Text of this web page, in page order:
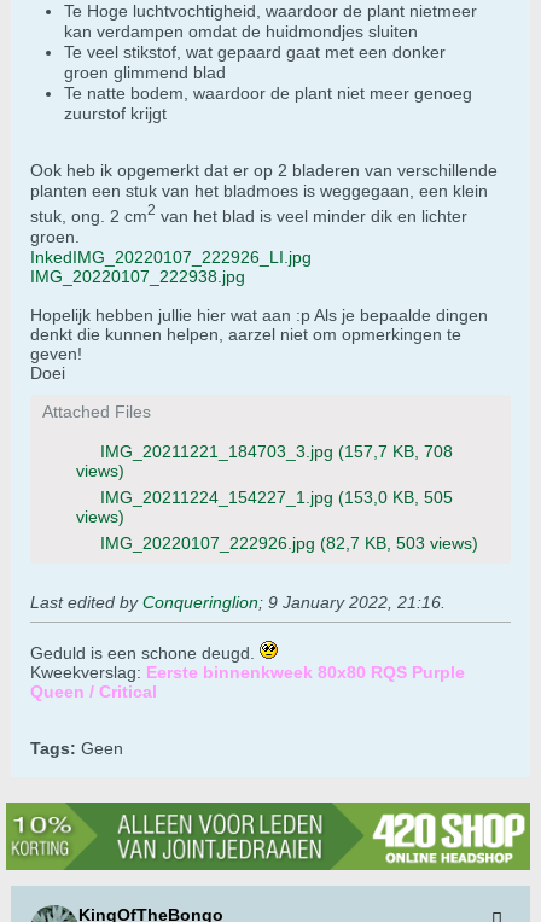
Te Hoge luchtvochtigheid, waardoor de plant nietmeer
kan verdampen omdat de huidmondjes sluiten
Te veel stikstof, wat gepaard gaat met een donker
groen glimmend blad
Te natte bodem, waardoor de plant niet meer genoeg
zuurstof krijgt
Ook heb ik opgemerkt dat er op 2 bladeren van verschillende
planten een stuk van het bladmoes is weggegaan, een klein
stuk, ong. 2 cm2 van het blad is veel minder dik en lichter
groen.
InkedIMG_20220107_222926_LI.jpg
IMG_20220107_222938.jpg
Hopelijk hebben jullie hier wat aan :p Als je bepaalde dingen
denkt die kunnen helpen, aarzel niet om opmerkingen te
geven!
Doei
Attached Files
IMG_20211221_184703_3.jpg (157,7 KB, 708
views)
IMG_20211224_154227_1.jpg (153,0 KB, 505
views)
IMG_20220107_222926.jpg (82,7 KB, 503 views)
Last edited byConqueringlion; 9 January 2022, 21:16
Geduld is een schone deugd.
Kweekverslag: Eerste binnenkweek 80x80 RQS Purple
Queen / Critical
Tags: Geen
KingOfTheBongo